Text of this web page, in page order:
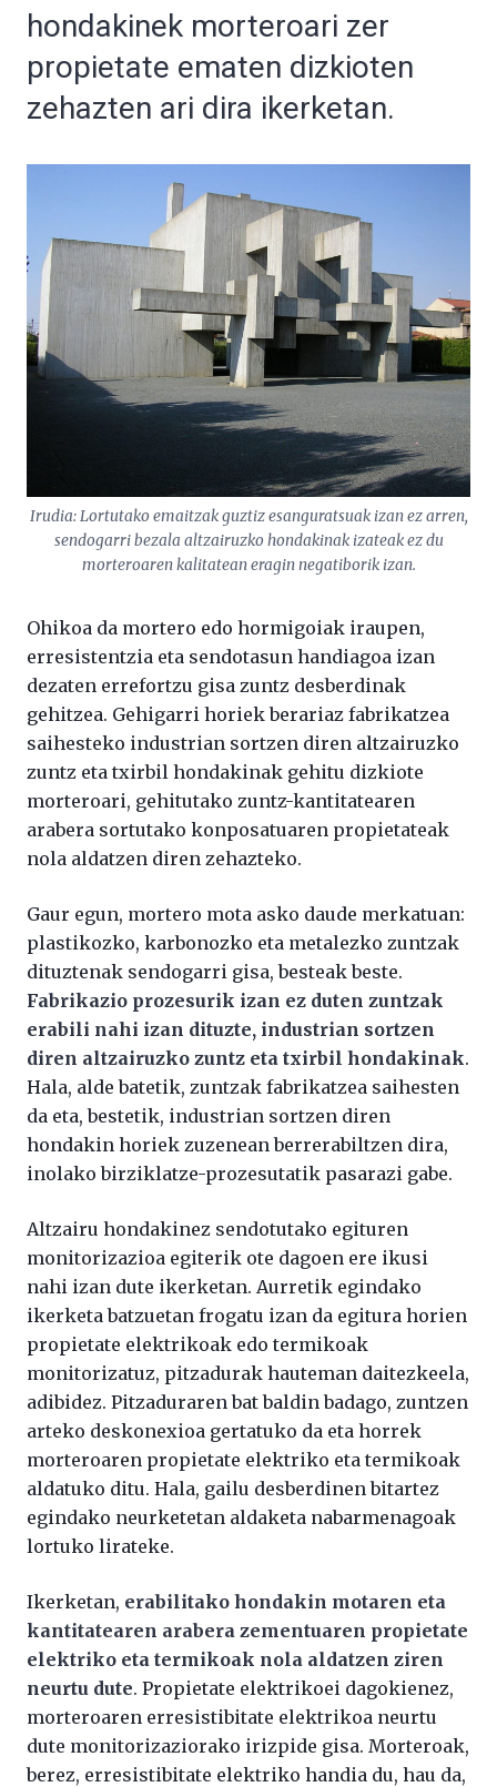
hondakinek morteroari zer
propietate ematen dizkioten
zehazten ari dira ikerketan.
Irudia: Lortutako emaitzak guztiz esanguratsuak izan ez arren,
sendogarri bezala altzairuzko hondakinak izateak ez du
morteroaren kalitatean eragin negatiborik izan.
Ohikoa da mortero edo hormigoiak iraupen,
erresistentzia eta sendotasun handiagoa izan
dezaten errefortzu gisa zuntz desberdinak
gehitzea. Gehigarri horiek berariaz fabrikatzea
saihesteko industrian sortzen diren altzairuzko
zuntz eta txirbil hondakinak gehitu dizkiote
morteroari, gehitutako zuntz-kantitatearen
arabera sortutako konposatuaren propietateak
nola aldatzen diren zehazteko.
Gaur egun, mortero mota asko daude merkatuan:
plastikozko, karbonozko eta metalezko zuntzak
dituztenak sendogarri gisa, besteak beste.
Fabrikazio prozesurik izan ez duten zuntzak
erabili nahi izan dituzte, industrian sortzen
diren altzairuzko zuntz eta txirbil hondakinak.
Hala, alde batetik, zuntzak fabrikatzea saihesten
da eta, bestetik, industrian sortzen diren
hondakin horiek zuzenean berrerabiltzen dira,
inolako birziklatze-prozesutatik pasarazi gabe.
Altzairu hondakinez sendotutako egituren
monitorizazioa egiterik ote dagoen ere ikusi
nahi izan dute ikerketan. Aurretik egindako
ikerketa batzuetan frogatu izan da egitura horien
propietate elektrikoak edo termikoak
monitorizatuz, pitzadurak hauteman daitezkeela,
adibidez. Pitzaduraren bat baldin badago, zuntzen
arteko deskonexioa gertatuko da eta horrek
morteroaren propietate elektriko eta termikoak
aldatuko ditu. Hala, gailu desberdinen bitartez
egindako neurketetan aldaketa nabarmenagoak
lortuko lirateke.
Ikerketan, erabilitako hondakin motaren eta
kantitatearen arabera zementuaren propietate
elektriko eta termikoak nola aldatzen ziren
neurtu dute. Propietate elektrikoei dagokienez,
morteroaren erresistibitate elektrikoa neurtu
dute monitorizaziorako irizpide gisa. Morteroak,
berez, erresistibitate elektriko handia du, hau da,